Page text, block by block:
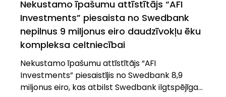
Nekustamo īpašumu attīstītājs “AFI
Investments” piesaista no Swedbank
nepilnus 9 miljonus eiro daudzīvokļu ēku
kompleksa celtniecībai
Nekustamo īpašumu attīstītājs “AFI
Investments” piesaistījis no Swedbank 8,9
miljonus eiro, kas atbilst Swedbank ilgtspējīga